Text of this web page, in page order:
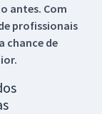
antes. Com
profissionais
chance de